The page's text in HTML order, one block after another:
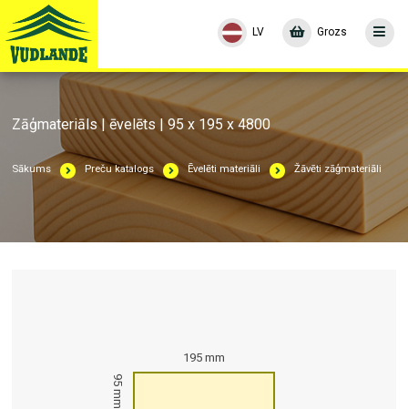
Grozs
LV
Zāģmateriāls | ēvelēts | 95 x 195 x 4800
Sākums Preču katalogs Ēvelēti materiāli Žāvēti zāģmateriāli
195 mm
95 mm